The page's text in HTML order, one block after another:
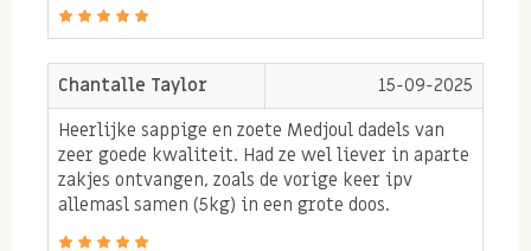
topkwaliteit grote medjoul dadels. Onze liefde voor
assortiment!
Gezonde medjoul dadels eten
om snel energie te krijgen
Chantalle Taylor
15-09-2025
Heerlijke sappige en zoete Medjoul dadels van
zeer goede kwaliteit. Had ze wel liever in aparte
zakjes ontvangen, zoals de vorige keer ipv
allemasl samen (5kg) in een grote doos.